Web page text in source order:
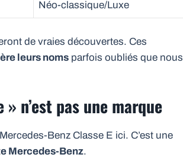
Néo-classique/Luxe
de vraies découvertes. Ces
leurs noms parfois oubliés que nous
n’est pas une marque
Benz Classe E ici. C’est une
Mercedes-Benz.